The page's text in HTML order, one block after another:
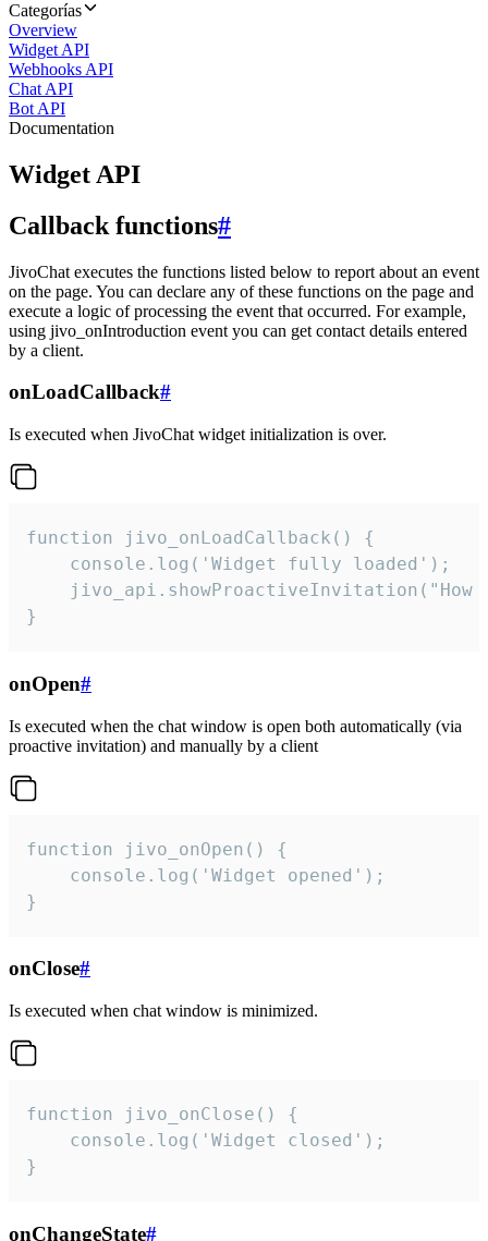
Categorías
Overview
Widget API
Webhooks API
Chat API
Bot API
Documentation
Widget API
Callback functions#
JivoChat executes the functions listed below to report about an event
on the page. You can declare any of these functions on the page and
execute a logic of processing the event that occurred. For example,
using jivo_onIntroduction event you can get contact details entered
by a client.
onLoadCallback#
Is executed when JivoChat widget initialization is over.
function jivo_onLoadCallback() {
    console.log('Widget fully loaded');
jivo_api.showProactiveInvitation("How
}
onOpen#
Is executed when the chat window is open both automatically (via
proactive invitation) and manually by a client
function jivo_onOpen() {
    console.log('Widget opened');
}
onClose#
Is executed when chat window is minimized.
function jivo_onClose() {
    console.log('Widget closed');
}
onChangeState#